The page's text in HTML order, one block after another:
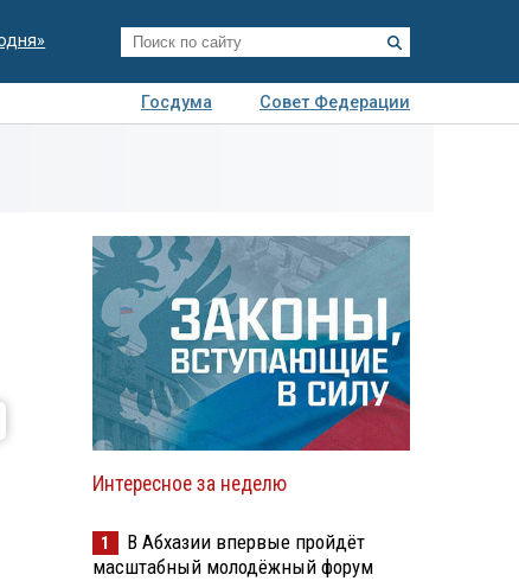
Госдума
Совет Федерации
Интересное за неделю
1
В Абхазии впервые пройдёт
масштабный молодёжный форум